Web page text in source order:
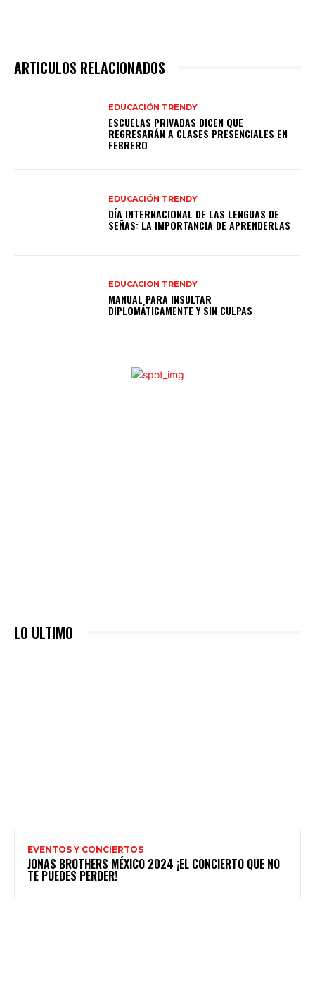
ARTICULOS RELACIONADOS
EDUCACIÓN TRENDY
ESCUELAS PRIVADAS DICEN QUE
REGRESARÁN A CLASES PRESENCIALES EN
FEBRERO
EDUCACIÓN TRENDY
DÍA INTERNACIONAL DE LAS LENGUAS DE
SEÑAS: LA IMPORTANCIA DE APRENDERLAS
EDUCACIÓN TRENDY
MANUAL PARA INSULTAR
DIPLOMÁTICAMENTE Y SIN CULPAS
LO ULTIMO
EVENTOS Y CONCIERTOS
JONAS BROTHERS MÉXICO 2024 ¡EL CONCIERTO QUE NO
TE PUEDES PERDER!